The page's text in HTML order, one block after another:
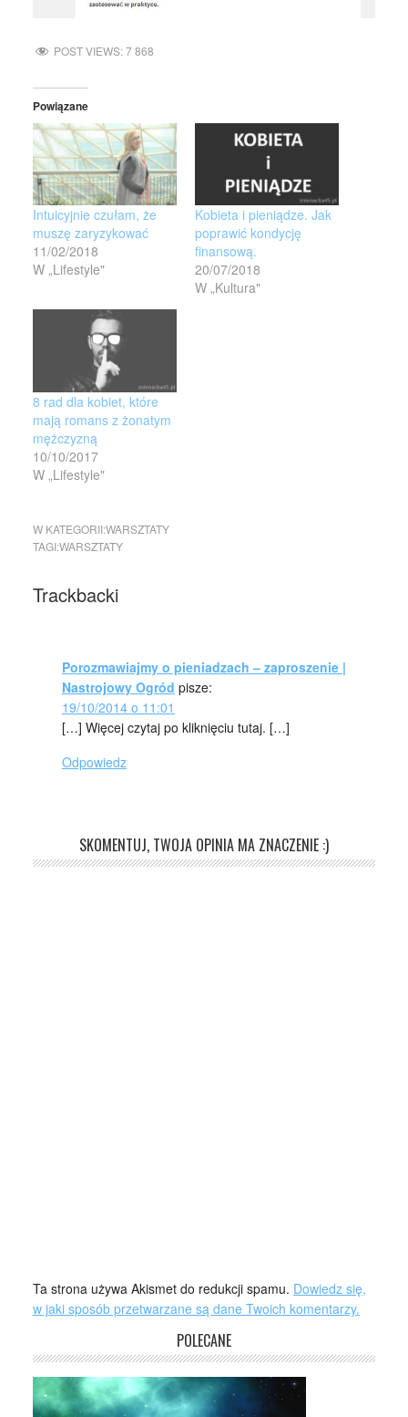
POST VIEWS:7 868
Powiązane
Intuicyjnie czułam, że
muszę zaryzykować
11/02/2018
W „Lifestyle"
Kobieta i pieniądze. Jak
poprawić kondycję
finansową.
20/07/2018
W „Kultura"
8 rad dla kobiet, które
mają romans z żonatym
mężczyzną
10/10/2017
W „Lifestyle"
W KATEGORII:WARSZTATY
TAGI:WARSZTATY
Trackbacki
Porozmawiajmy o pieniadzach – zaproszenie |
Nastrojowy Ogród pisze:
19/10/2014 o 11:01
[…] Więcej czytaj po kliknięciu tutaj. […]
Odpowiedz
SKOMENTUJ, TWOJA OPINIA MA ZNACZENIE :)
Ta strona używa Akismet do redukcji spamu. Dowiedz się,
w jaki sposób przetwarzane są dane Twoich komentarzy.
POLECANE